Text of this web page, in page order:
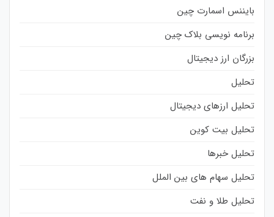
بایننس اسمارت چین
برنامه نویسی بلاک چین
بزرگان ارز دیجیتال
تحلیل
تحلیل ارزهای دیجیتال
تحلیل بیت کوین
تحلیل خبرها
تحلیل سهام های بین الملل
تحلیل طلا و نفت